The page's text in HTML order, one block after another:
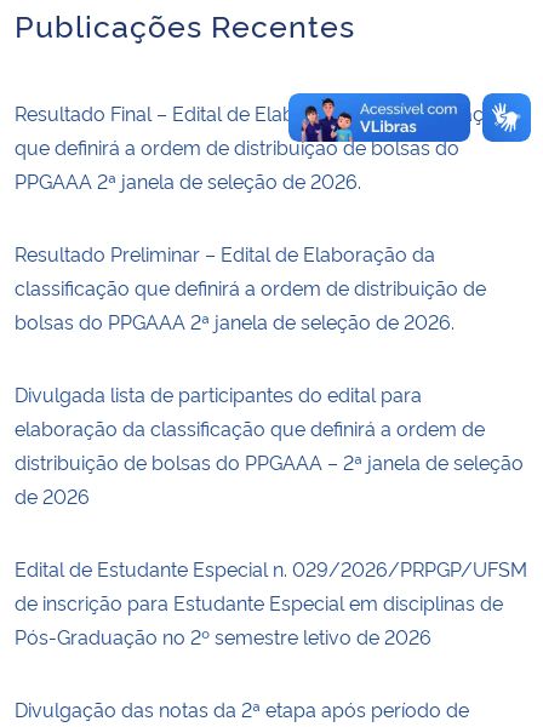
Publicações Recentes
Resultado Final – Edital de Elaboração da classificação
que definirá a ordem de distribuição de bolsas do
PPGAAA 2ª janela de seleção de 2026.
Resultado Preliminar – Edital de Elaboração da
classificação que definirá a ordem de distribuição de
bolsas do PPGAAA 2ª janela de seleção de 2026.
Divulgada lista de participantes do edital para
elaboração da classificação que definirá a ordem de
distribuição de bolsas do PPGAAA – 2ª janela de seleção
de 2026
Edital de Estudante Especial n. 029/2026/PRPGP/UFSM
de inscrição para Estudante Especial em disciplinas de
Pós-Graduação no 2º semestre letivo de 2026
Divulgação das notas da 2ª etapa após período de